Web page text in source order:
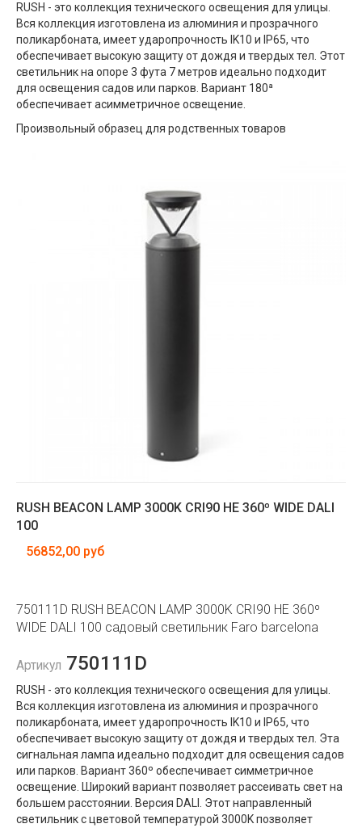
RUSH - это коллекция технического освещения для улицы.
Вся коллекция изготовлена ​​из алюминия и прозрачного
поликарбоната, имеет ударопрочность IK10 и IP65, что
обеспечивает высокую защиту от дождя и твердых тел. Этот
светильник на опоре 3 фута 7 метров идеально подходит
для освещения садов или парков. Вариант 180ª
обеспечивает асимметричное освещение.
Произвольный образец для родственных товаров
RUSH BEACON LAMP 3000K CRI90 HE 360º WIDE DALI
100
56852,00 руб
750111D RUSH BEACON LAMP 3000K CRI90 HE 360º
WIDE DALI 100 садовый светильник Faro barcelona
Артикул 750111D
RUSH - это коллекция технического освещения для улицы.
Вся коллекция изготовлена ​​из алюминия и прозрачного
поликарбоната, имеет ударопрочность IK10 и IP65, что
обеспечивает высокую защиту от дождя и твердых тел. Эта
сигнальная лампа идеально подходит для освещения садов
или парков. Вариант 360º обеспечивает симметричное
освещение. Широкий вариант позволяет рассеивать свет на
большем расстоянии. Версия DALI. Этот направленный
светильник с цветовой температурой 3000K позволяет